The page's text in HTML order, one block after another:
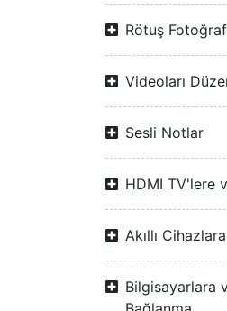
Rötuş
Videoları
Sesli Notlar
HDMI TV'lere
Akıllı
Bilgisayarlara